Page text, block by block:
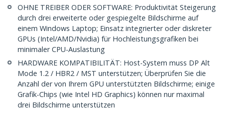
OHNE TREIBER ODER SOFTWARE: Produktivität Steigerung
durch drei erweiterte oder gespiegelte Bildschirme auf
einem Windows Laptop; Einsatz integrierter oder diskreter
GPUs (Intel/AMD/Nvidia) für Hochleistungsgrafiken bei
minimaler CPU-Auslastung
HARDWARE KOMPATIBILITÄT: Host-System muss DP Alt
Mode 1.2 / HBR2 / MST unterstützen; Überprüfen Sie die
Anzahl der von Ihrem GPU unterstützten Bildschirme; einige
Grafik-Chips (wie Intel HD Graphics) können nur maximal
drei Bildschirme unterstützen